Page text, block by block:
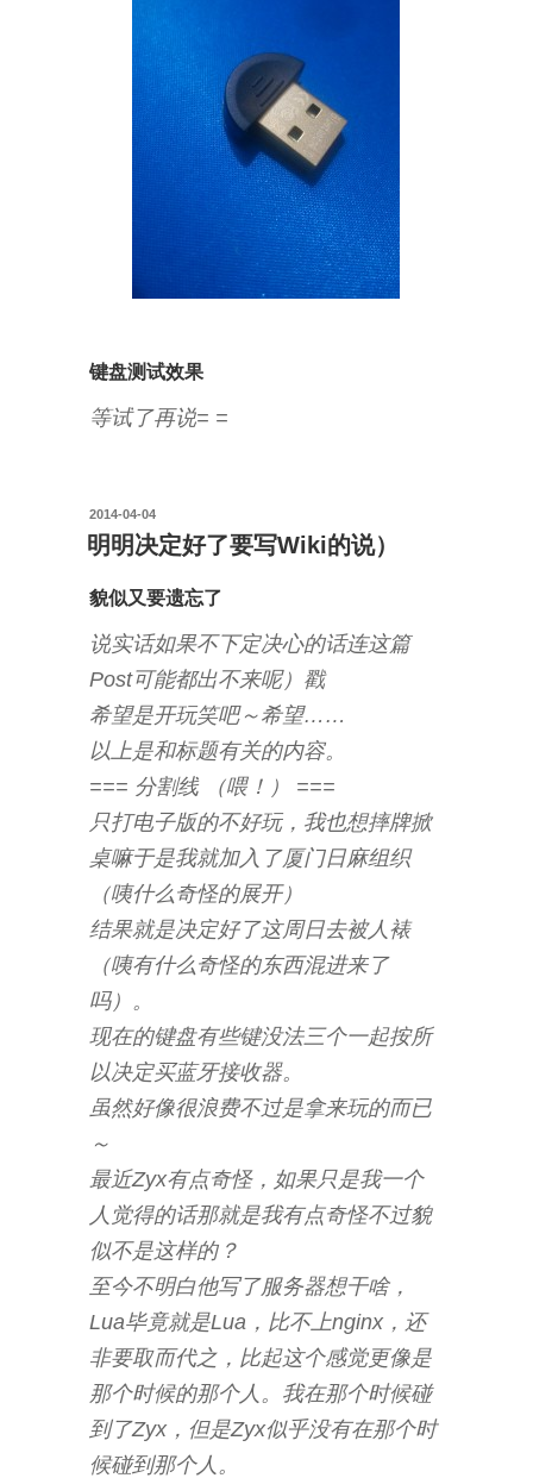
键盘测试效果
等试了再说= =
投
稿
日:
2014-04-04
明明决定好了要写Wiki的说）
貌似又要遗忘了
说实话如果不下定决心的话连这篇
Post可能都出不来呢）戳
希望是开玩笑吧～希望……
以上是和标题有关的内容。
=== 分割线 （喂！） ===
只打电子版的不好玩，我也想摔牌掀
桌嘛于是我就加入了厦门日麻组织
（咦什么奇怪的展开）
结果就是决定好了这周日去被人裱
（咦有什么奇怪的东西混进来了
吗）。
现在的键盘有些键没法三个一起按所
以决定买蓝牙接收器。
虽然好像很浪费不过是拿来玩的而已
～
最近Zyx有点奇怪，如果只是我一个
人觉得的话那就是我有点奇怪不过貌
似不是这样的？
至今不明白他写了服务器想干啥，
Lua毕竟就是Lua，比不上nginx，还
非要取而代之，比起这个感觉更像是
那个时候的那个人。我在那个时候碰
到了Zyx，但是Zyx似乎没有在那个时
候碰到那个人。